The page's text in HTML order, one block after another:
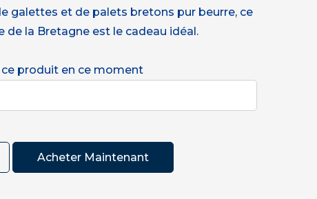
galettes et de palets bretons pur beurre, ce
de la Bretagne est le cadeau idéal.
produit en ce moment
Acheter Maintenant